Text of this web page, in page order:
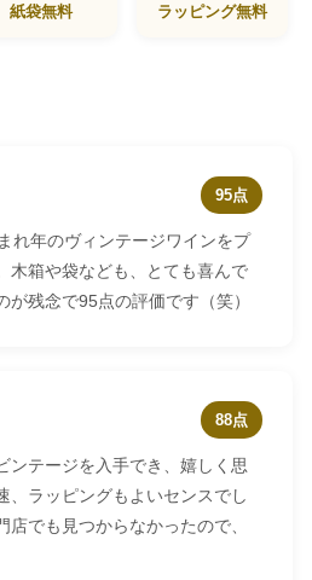
紙袋無料 ラッピング無料
95点
れ年のヴィンテージワインをプ
木箱や袋なども、とても喜んで
が残念で95点の評価です（笑）
88点
ンテージを入手でき、嬉しく思
、ラッピングもよいセンスでし
店でも見つからなかったので、